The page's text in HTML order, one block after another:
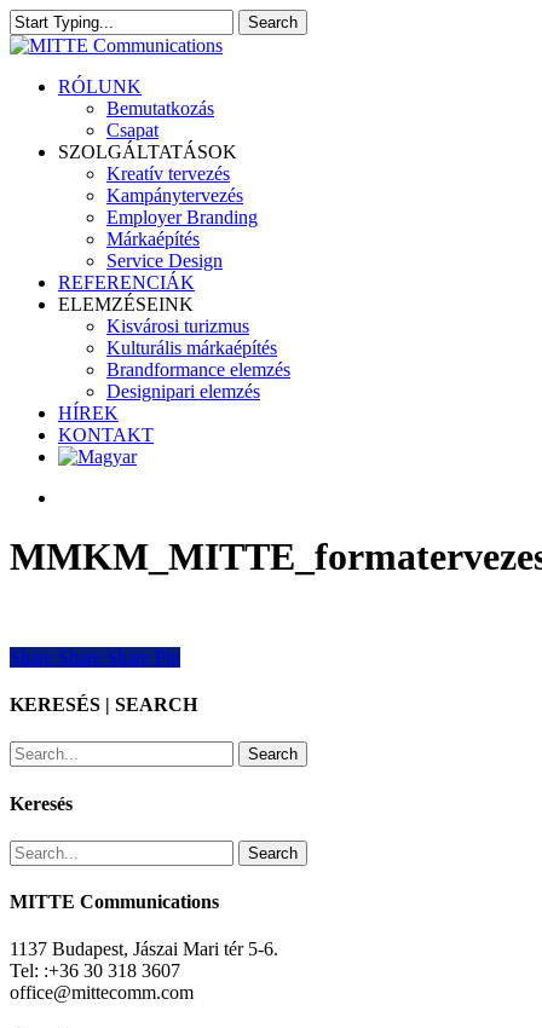
Skip
to
content
Search
Close
search
Menu
RÓLUNK
Bemutatkozás
Csapat
SZOLGÁLTATÁSOK
Kreatív tervezés
Kampánytervezés
Employer Branding
Márkaépítés
Service Design
REFERENCIÁK
ELEMZÉSEINK
Kisvárosi turizmus
Kulturális márkaépítés
Brandformance elemzés
Designipari elemzés
HÍREK
KONTAKT
Share
Share Share Share Pin
KERESÉS | SEARCH
Search
Keresés
Search
MITTE Communications
1137 Budapest, Jászai Mari tér 5-6.
Tel: :+36 30 318 3607
office@mittecomm.com